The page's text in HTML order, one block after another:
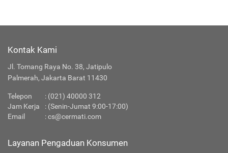
Kontak Kami
Jl. Tomang Raya No. 38, Jatipulo
Palmerah, Jakarta Barat 11430
Telepon : (021) 40000 312
Jam Kerja
: (Senin-Jumat 9:00-17:00)
Email
:cs@cermati.com
Layanan Pengaduan Konsumen